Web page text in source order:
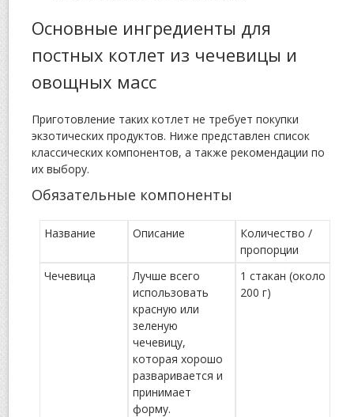
Основные ингредиенты для
постных котлет из чечевицы и
овощных масс
Приготовление таких котлет не требует покупки
экзотических продуктов. Ниже представлен список
классических компонентов, а также рекомендации по
их выбору.
Обязательные компоненты
Название Описание
Количество /
пропорции
Чечевица
Лучше всего
использовать
красную или
зеленую
чечевицу,
которая хорошо
разваривается и
принимает
форму.
1 стакан (около
200 г)